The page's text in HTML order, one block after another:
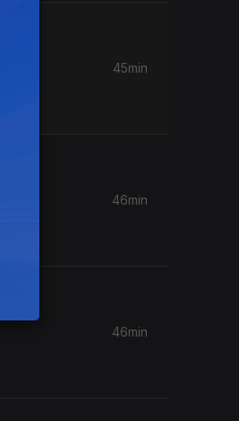
45min
46min
46min